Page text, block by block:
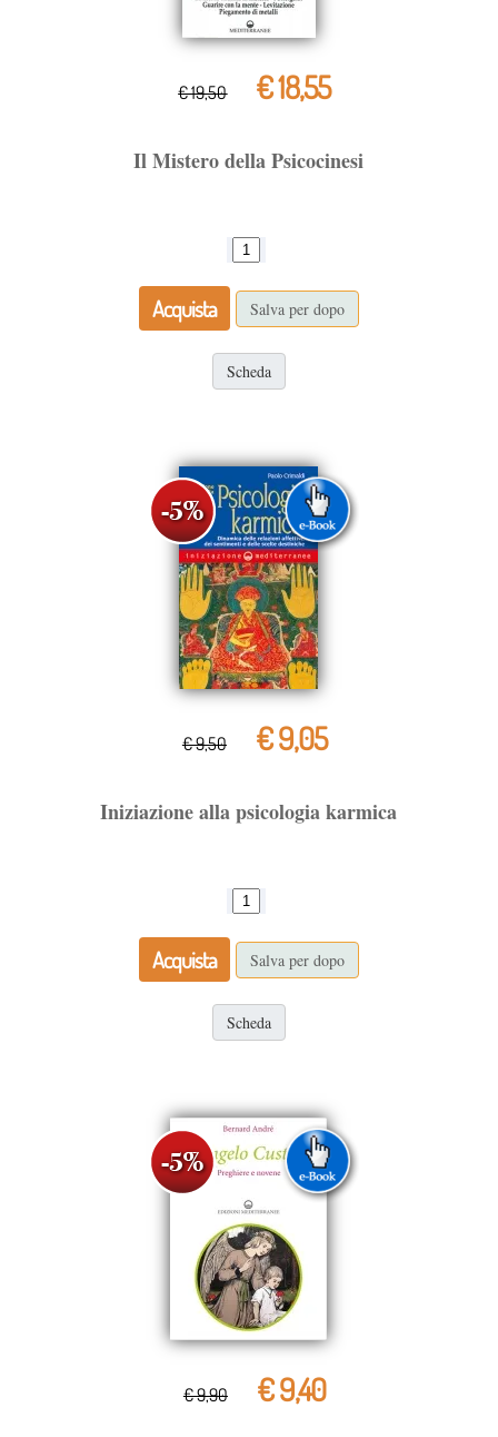
€ 19,50 € 18,55
Il Mistero della Psicocinesi
Acquista Salva per dopo
Scheda
€ 9,50 € 9,05
Iniziazione alla psicologia karmica
Acquista Salva per dopo
Scheda
€ 9,90 € 9,40